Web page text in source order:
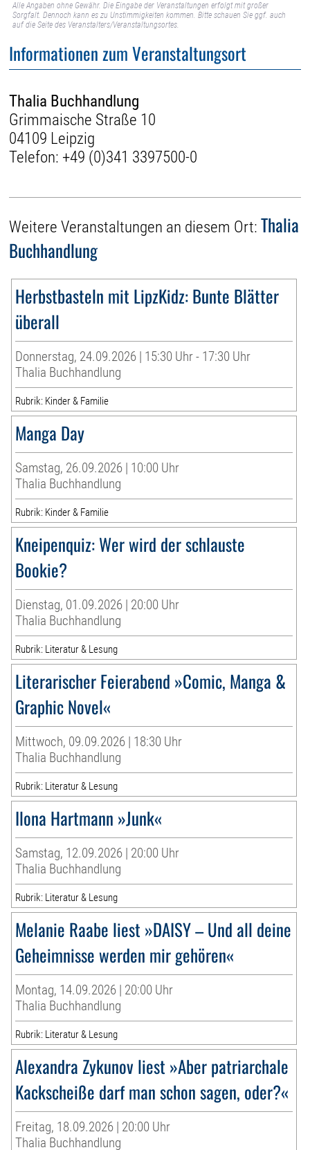
Alle Angaben ohne Gewähr. Die Eingabe der Veranstaltungen erfolgt mit großer
Sorgfalt. Dennoch kann es zu Unstimmigkeiten kommen. Bitte schauen Sie ggf. auch
auf die Seite des Veranstalters/Veranstaltungsortes.
Informationen zum Veranstaltungsort
Thalia Buchhandlung
Grimmaische Straße 10
04109 Leipzig
Telefon: +49 (0)341 3397500-0
Weitere Veranstaltungen an diesem Ort: Thalia
Buchhandlung
Herbstbasteln mit LipzKidz: Bunte Blätter
überall
Donnerstag, 24.09.2026 | 15:30 Uhr - 17:30 Uhr
Thalia Buchhandlung
Rubrik: Kinder & Familie
Manga Day
Samstag, 26.09.2026 | 10:00 Uhr
Thalia Buchhandlung
Rubrik: Kinder & Familie
Kneipenquiz: Wer wird der schlauste
Bookie?
Dienstag, 01.09.2026 | 20:00 Uhr
Thalia Buchhandlung
Rubrik: Literatur & Lesung
Literarischer Feierabend »Comic, Manga &
Graphic Novel«
Mittwoch, 09.09.2026 | 18:30 Uhr
Thalia Buchhandlung
Rubrik: Literatur & Lesung
Ilona Hartmann »Junk«
Samstag, 12.09.2026 | 20:00 Uhr
Thalia Buchhandlung
Rubrik: Literatur & Lesung
Melanie Raabe liest »DAISY – Und all deine
Geheimnisse werden mir gehören«
Montag, 14.09.2026 | 20:00 Uhr
Thalia Buchhandlung
Rubrik: Literatur & Lesung
Alexandra Zykunov liest »Aber patriarchale
Kackscheiße darf man schon sagen, oder?«
Freitag, 18.09.2026 | 20:00 Uhr
Thalia Buchhandlung